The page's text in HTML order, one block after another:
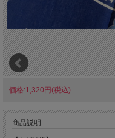
価格:1,320円(税込)
商品説明